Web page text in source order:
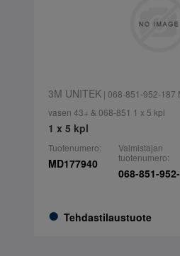
3M UNITEK| 068-851-952-187
vasen 43+ & 068-851 1 x 5 kpl
1 x 5 kpl
Tuotenumero:
MD177940
Tehdastilaustuote
Valmistajan
tuotenumero:
068-851-